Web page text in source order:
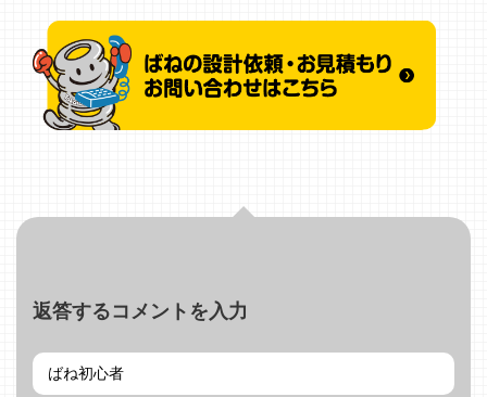
返答するコメントを入力